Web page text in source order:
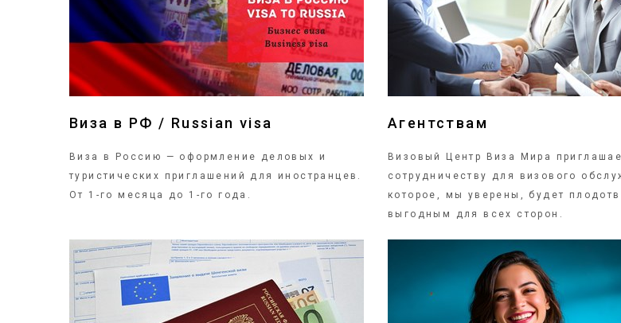
ПОДРОБНЕЕ
Виза в РФ / Russian visa
Виза в Россию — оформление деловых и
туристических приглашений для иностранцев.
От 1-го месяца до 1-го года.
ПОДРОБНЕЕ
Агентствам
Визовый Центр Виза Мира
сотрудничеству для визового
которое, мы уверены, будет
выгодным для всех сторон.